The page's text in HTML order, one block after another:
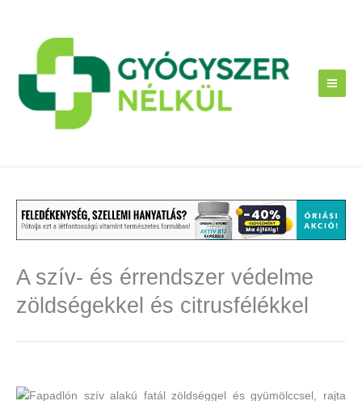
A szív- és érrendszer védelme
zöldségekkel és citrusfélékkel